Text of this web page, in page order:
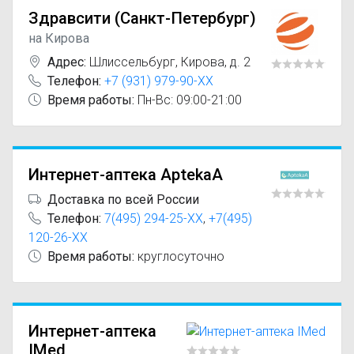
Здравсити (Санкт-Петербург)
на Кирова
Адрес: Шлиссельбург, Кирова, д. 2
Телефон: +7 (931) 979-90-XX
Время работы: Пн-Вс: 09:00-21:00
Интернет-аптека AptekaA
Доставка по всей России
Телефон: 7(495) 294-25-XX, +7(495)
120-26-XX
Время работы: круглосуточно
Интернет-аптека
IMed